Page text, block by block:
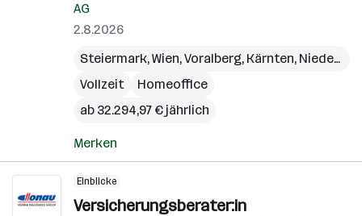
AG
2.8.2026
Steiermark,Wien,Voralberg, Kärnten, Niederösterreich
Vollzeit
Homeoffice
ab 32.294,97 € jährlich
Merken
Einblicke
Versicherungsberater:in